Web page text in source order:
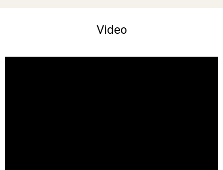
Video